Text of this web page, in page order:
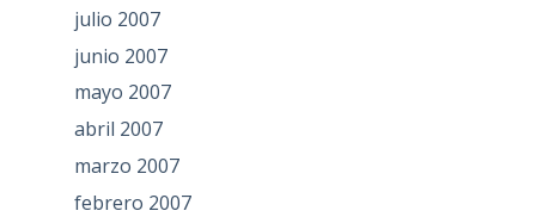
julio 2007
junio 2007
mayo 2007
abril 2007
marzo 2007
febrero 2007